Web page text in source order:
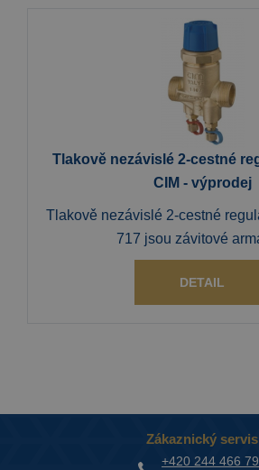
Tlakově nezávislé 2-cestné
CIM - výprodej
Tlakově nezávislé 2-cestné
717 jsou závitové
DETAIL
Zákaznický servis
+420 244 466